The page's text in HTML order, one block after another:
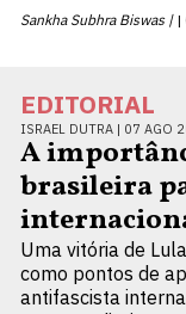
Sankha Subhra Biswas |
EDITORIAL
ISRAEL DUTRA | 07 AGO
A
brasileira
Uma vitória de
como pontos de
antifascista